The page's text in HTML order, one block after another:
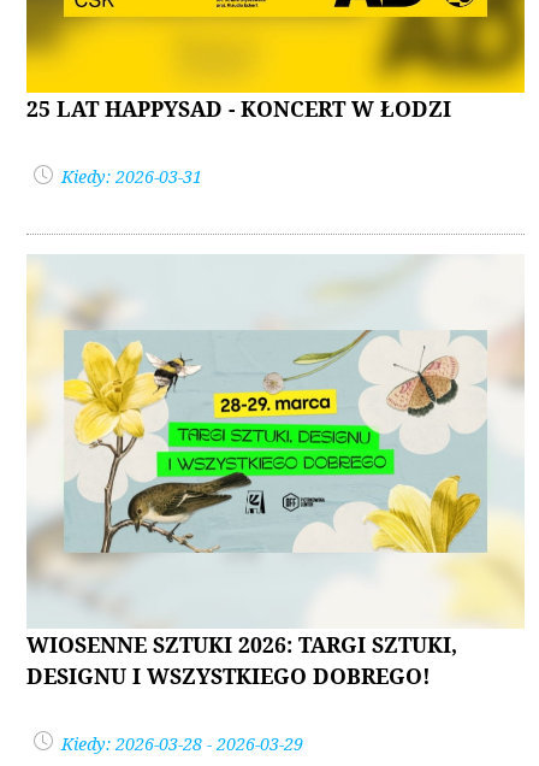
25 LAT HAPPYSAD - KONCERT W ŁODZI
Kiedy: 2026-03-31
WIOSENNE SZTUKI 2026: TARGI SZTUKI,
DESIGNU I WSZYSTKIEGO DOBREGO!
Kiedy: 2026-03-28 - 2026-03-29